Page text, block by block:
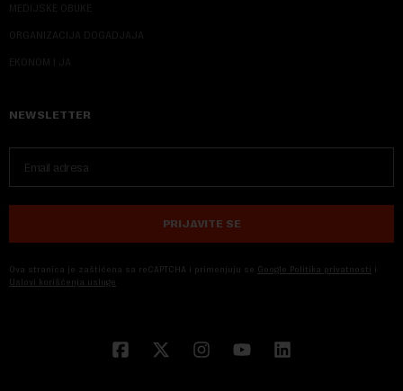
MEDIJSKE OBUKE
ORGANIZACIJA DOGADJAJA
EKONOM I JA
NEWSLETTER
PRIJAVITE SE
Ova stranica je zaštićena sa reCAPTCHA i primenjuju se Google Politika privatnosti i
Uslovi korišćenja usluge